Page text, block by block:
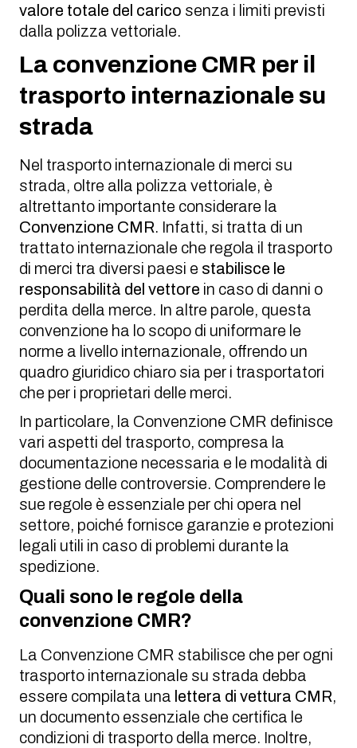
valore totale del carico senza i limiti previsti
dalla polizza vettoriale.
La convenzione CMR per il
trasporto internazionale su
strada
Nel trasporto internazionale di merci su
strada, oltre alla polizza vettoriale, è
altrettanto importante considerare la
Convenzione CMR. Infatti, si tratta di un
trattato internazionale che regola il trasporto
di merci tra diversi paesi e stabilisce le
responsabilità del vettore in caso di danni o
perdita della merce. In altre parole, questa
convenzione ha lo scopo di uniformare le
norme a livello internazionale, offrendo un
quadro giuridico chiaro sia per i trasportatori
che per i proprietari delle merci.
In particolare, la Convenzione CMR definisce
vari aspetti del trasporto, compresa la
documentazione necessaria e le modalità di
gestione delle controversie. Comprendere le
sue regole è essenziale per chi opera nel
settore, poiché fornisce garanzie e protezioni
legali utili in caso di problemi durante la
spedizione.
Quali sono le regole della
convenzione CMR?
La Convenzione CMR stabilisce che per ogni
trasporto internazionale su strada debba
essere compilata una lettera di vettura CMR,
un documento essenziale che certifica le
condizioni di trasporto della merce. Inoltre,